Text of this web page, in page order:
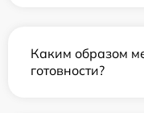
Каким образом
готовности?